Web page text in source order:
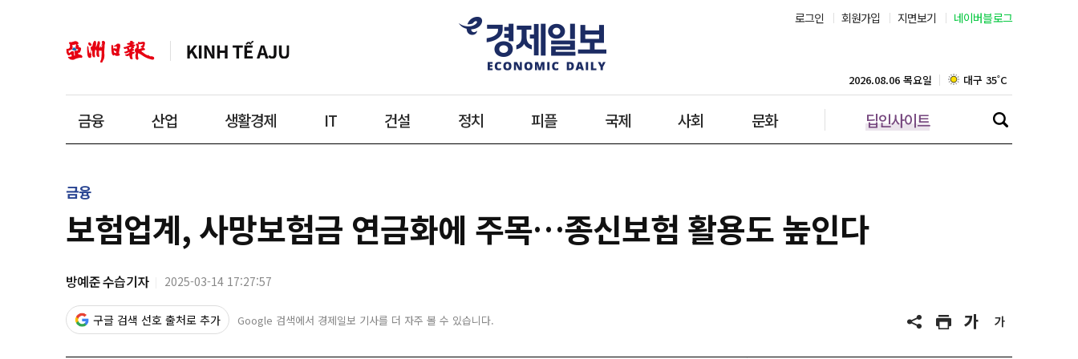
로그인 회원가입 지면보기 네이버블로그
금융 산업 생활경제 IT 건설 정치 피플 국제 사회 문화 딥인사이트
2026.08.06 목요일 대구 35˚C
인천 30˚C
제주 30˚C
금융
보험업계, 사망보험금 연금화에 주목…종신보험 활용도 높인다
방예준 수습기자 2025-03-14 17:27:57
구글 검색 선호 출처로 추가 Google 검색에서 경제일보 기사를 더 자주 볼 수 있습니다.